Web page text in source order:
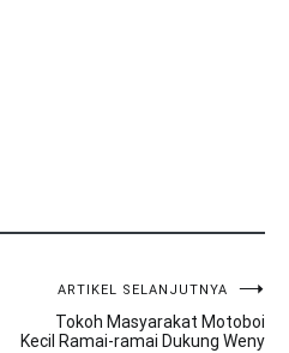
ARTIKEL SELANJUTNYA
Tokoh Masyarakat Motoboi
Kecil Ramai-ramai Dukung Weny